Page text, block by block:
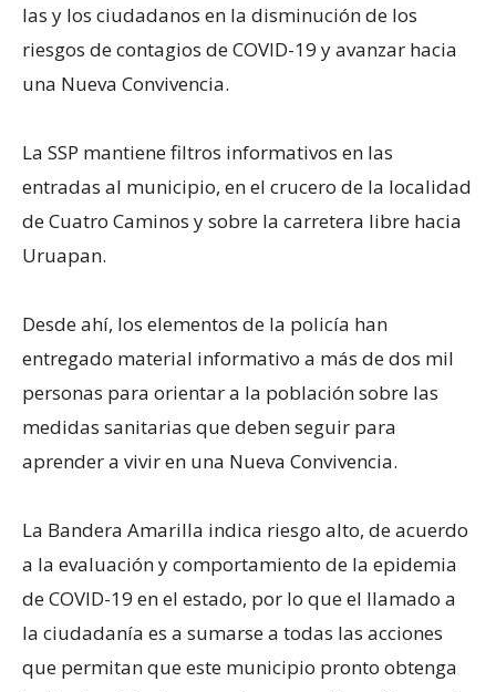
las y los ciudadanos en la disminución de los
riesgos de contagios de COVID-19 y avanzar hacia
una Nueva Convivencia.
La SSP mantiene filtros informativos en las
entradas al municipio, en el crucero de la localidad
de Cuatro Caminos y sobre la carretera libre hacia
Uruapan.
Desde ahí, los elementos de la policía han
entregado material informativo a más de dos mil
personas para orientar a la población sobre las
medidas sanitarias que deben seguir para
aprender a vivir en una Nueva Convivencia.
La Bandera Amarilla indica riesgo alto, de acuerdo
a la evaluación y comportamiento de la epidemia
de COVID-19 en el estado, por lo que el llamado a
la ciudadanía es a sumarse a todas las acciones
que permitan que este municipio pronto obtenga